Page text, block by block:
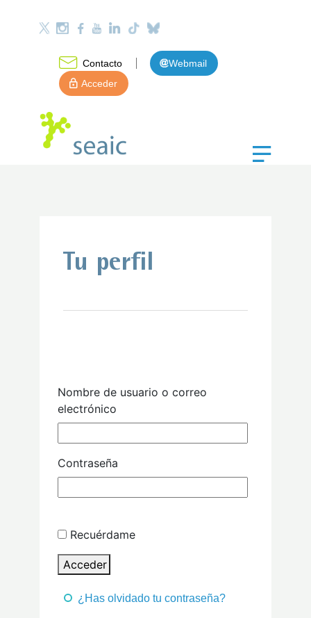
Contacto
Webmail
Acceder
Tu perfil
Nombre de usuario o correo
electrónico
Contraseña
Recuérdame
Acceder
¿Has olvidado tu contraseña?